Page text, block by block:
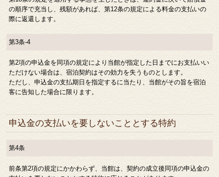
の順序で充当し、残額があれば、第12条の規定による料金の支払いの
際に返還します。
第3条-4
第2項の申込金を同項の規定により当館が指定した日までにお支払いい
ただけない場合は、宿泊契約はその効力を失うものとします。
ただし、申込金の支払期日を指定するに当たり、当館がその旨を宿泊
客に告知した場合に限ります。
申込金の支払いを要しないこととする特約
第4条
前条第2項の規定にかかわらず、当館は、契約の成立後同項の申込金の